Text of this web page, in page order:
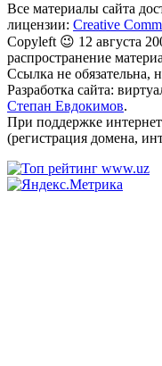
Все материалы сайта
лицензии: Creative
Copyleft 😉 12 августа
распространение
Ссылка не обязательна,
Разработка сайта:
Степан Евдокимов.
При поддержке
(регистрация домена,